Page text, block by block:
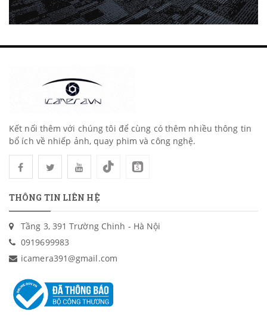
Kết nối thêm với chúng tôi để cùng có thêm nhiều thông tin
bổ ích về nhiếp ảnh, quay phim và công nghệ.
THÔNG TIN LIÊN HỆ
Tầng 3, 391 Trường Chinh - Hà Nội
0919699983
icamera391@gmail.com